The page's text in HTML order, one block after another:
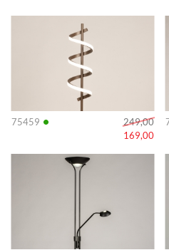
75459 •
249,00
169,00
Info
Info